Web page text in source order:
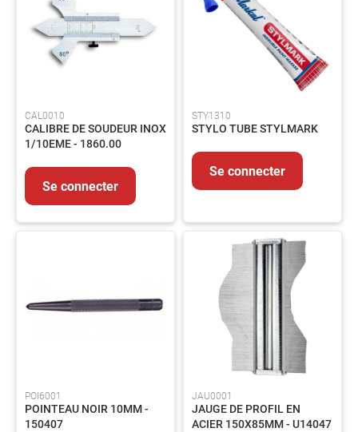
Nos
produits
Catalogues
À
propos
Contact
CAL0010
CALIBRE DE SOUDEUR INOX
1/10EME - 1860.00
Se connecter
STY1310
STYLO TUBE STYLMARK
Se connecter
POI6001
POINTEAU NOIR 10MM -
150407
JAU0001
JAUGE DE PROFIL EN
ACIER 150X85MM - U14047